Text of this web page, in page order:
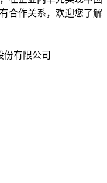
合作关系，欢迎您了解
份有限公司